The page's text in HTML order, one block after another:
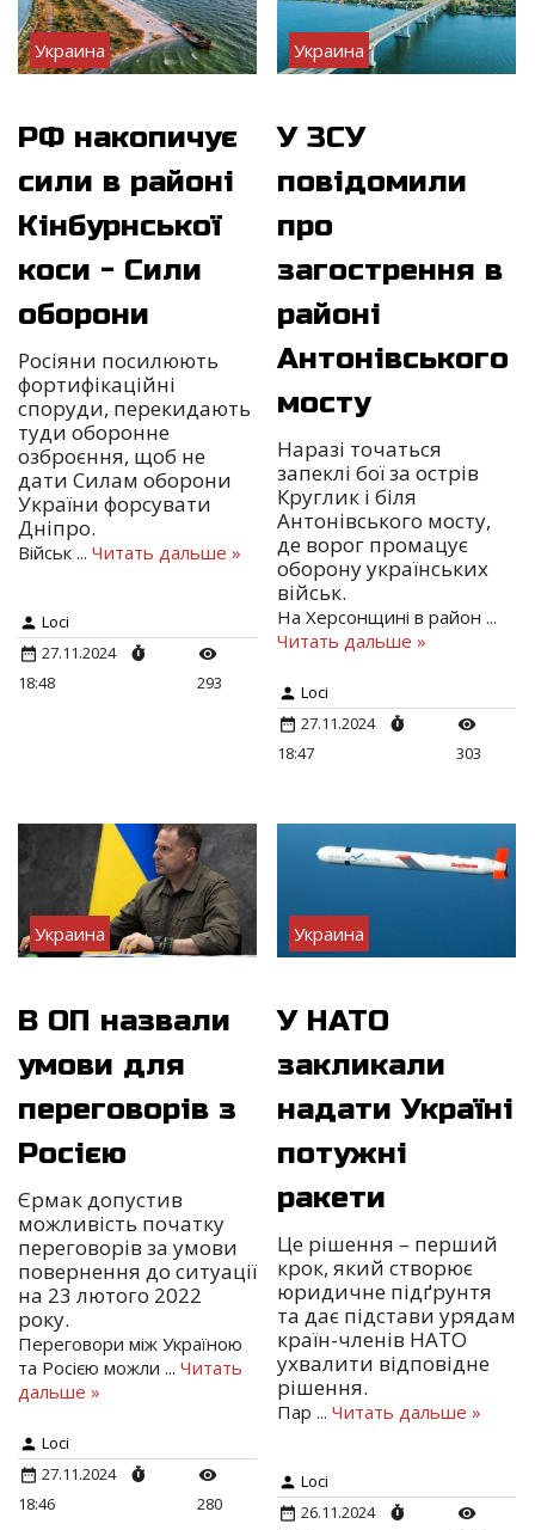
Украина
РФ накопичує
сили в районі
Кінбурнської
коси - Сили
оборони
Росіяни посилюють
фортифікаційні
споруди, перекидають
туди оборонне
озброєння, щоб не
дати Силам оборони
України форсувати
Дніпро.
Військ ... Читать дальше »
Loci
27.11.2024
18:48
293
Украина
У ЗСУ
повідомили
про
загострення в
районі
Антонівського
мосту
Наразі точаться
запеклі бої за острів
Круглик і біля
Антонівського мосту,
де ворог промацує
оборону українських
військ.
На Херсонщині в район...
Читать дальше »
Loci
27.11.2024
18:47
303
Украина
В ОП назвали
умови для
переговорів з
Росією
Єрмак допустив
можливість початку
переговорів за умови
повернення до ситуації
на 23 лютого 2022
року.
Переговори між Україною
та Росією можли ... Читать
дальше »
Loci
27.11.2024
18:46
280
Украина
У НАТО
закликали
надати Україні
потужні
ракети
Це рішення – перший
крок, який створює
юридичне підґрунтя
та дає підстави урядам
країн-членів НАТО
ухвалити відповідне
рішення.
Пар...Читать дальше »
Loci
26.11.2024